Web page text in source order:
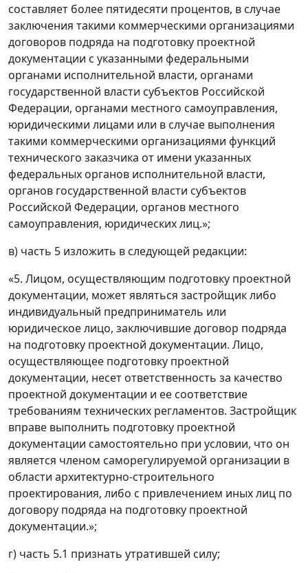
составляет более пятидесяти процентов, в случае
заключения такими коммерческими организациями
договоров подряда на подготовку проектной
документации с указанными федеральными
органами исполнительной власти, органами
государственной власти субъектов Российской
Федерации, органами местного самоуправления,
юридическими лицами или в случае выполнения
такими коммерческими организациями функций
технического заказчика от имени указанных
федеральных органов исполнительной власти,
органов государственной власти субъектов
Российской Федерации, органов местного
самоуправления, юридических лиц.»;
в) часть 5 изложить в следующей редакции:
«5. Лицом, осуществляющим подготовку проектной
документации, может являться застройщик либо
индивидуальный предприниматель или
юридическое лицо, заключившие договор подряда
на подготовку проектной документации. Лицо,
осуществляющее подготовку проектной
документации, несет ответственность за качество
проектной документации и ее соответствие
требованиям технических регламентов. Застройщик
вправе выполнить подготовку проектной
документации самостоятельно при условии, что он
является членом саморегулируемой организации в
области архитектурно-строительного
проектирования, либо с привлечением иных лиц по
договору подряда на подготовку проектной
документации.»;
г) часть 5.1 признать утратившей силу;